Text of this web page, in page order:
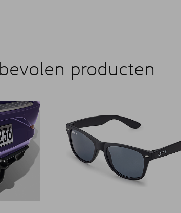
producten